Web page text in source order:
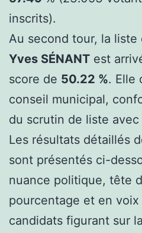
inscrits).
Au second tour, la liste
Yves SÉNANT est
score de 50.22 %. Elle
conseil municipal,
du scrutin de liste
Les résultats détaillés
sont présentés ci-
nuance politique, tête
pourcentage et en
candidats figurant sur